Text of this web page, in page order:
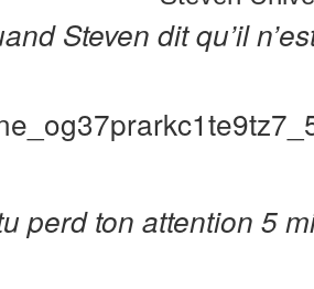
Steven dit qu’il
perd ton attention 5